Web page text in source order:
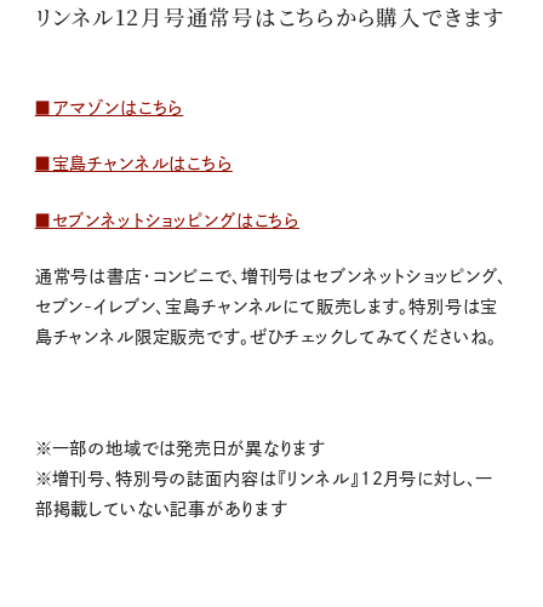
リンネル12月号通常号はこちらから購入できます
■アマゾンはこちら
■宝島チャンネルはこちら
■セブンネットショッピングはこちら
通常号は書店・コンビニで、増刊号はセブンネットショッピング、
セブン-イレブン、宝島チャンネルにて販売します。特別号は宝
島チャンネル限定販売です。 ぜひチェックしてみてくださいね。
※一部の地域では発売日が異なります
※増刊号、特別号の誌面内容は『リンネル』12月号に対し、一
部掲載していない記事があります